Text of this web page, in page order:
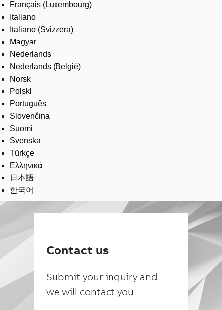
Français (Luxembourg)
Italiano
Italiano (Svizzera)
Magyar
Nederlands
Nederlands (België)
Norsk
Polski
Português
Slovenčina
Suomi
Svenska
Türkçe
Ελληνικά
日本語
한국어
Contact us
Submit your inquiry and
we will contact you